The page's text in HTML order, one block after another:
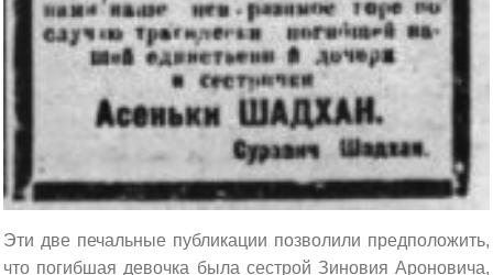
Эти две печальные публикации позволили предположить,
что погибшая девочка была сестрой Зиновия Ароновича,